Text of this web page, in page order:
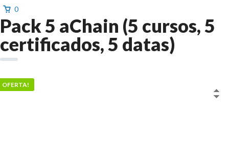
0
Pack 5 aChain (5 cursos, 5
certificados, 5 datas)
OFERTA!